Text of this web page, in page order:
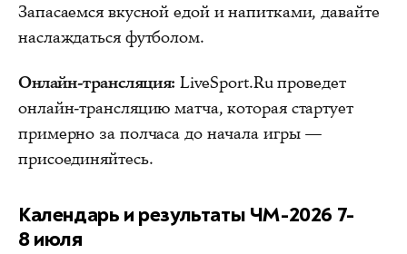
Запасаемся вкусной едой и напитками, давайте
наслаждаться футболом.
Онлайн-трансляция: LiveSport.Ru проведет
онлайн-трансляцию матча, которая стартует
примерно за полчаса до начала игры —
присоединяйтесь.
Календарь и результаты ЧМ-2026 7-
8 июля